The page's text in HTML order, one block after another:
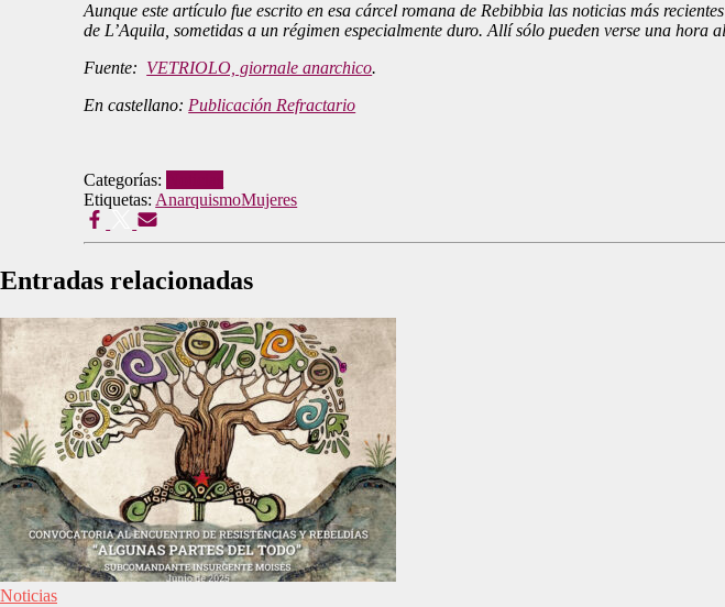
Aunque este artículo fue escrito en esa cárcel romana de Rebibbia las noticias más
de L’Aquila, sometidas a un régimen especialmente duro. Allí sólo pueden verse una hora
Fuente: VETRIOLO, giornale anarchico.
En castellano: Publicación Refractario
Categorías:
Etiquetas: AnarquismoMujeres
Entradas relacionadas
Noticias